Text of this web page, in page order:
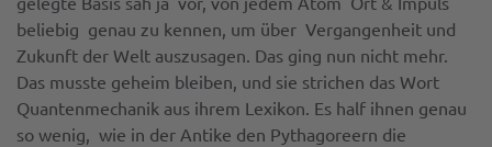
beliebig genau zu kennen, um über Vergangenheit und
Zukunft der Welt auszusagen. Das ging nun nicht mehr.
Das musste geheim bleiben, und sie strichen das Wort
Quantenmechanik aus ihrem Lexikon. Es half ihnen genau
so wenig, wie in der Antike den Pythagoreern die